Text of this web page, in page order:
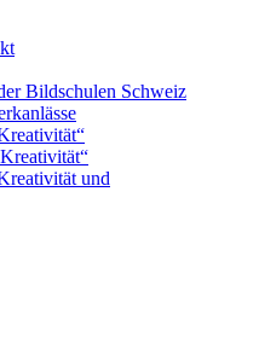
Bildschulen Schweiz
und